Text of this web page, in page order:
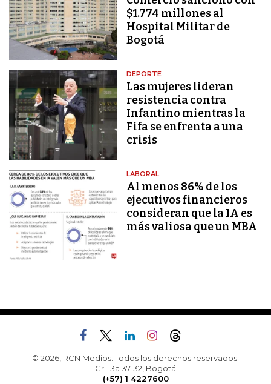
$1.774 millones al
Hospital Militar de
Bogotá
DEPORTE
Las mujeres lideran
resistencia contra
Infantino mientras la
Fifa se enfrenta a una
crisis
LABORAL
Al menos 86% de los
ejecutivos financieros
consideran que la IA es
más valiosa que un MBA
© 2026, RCN Medios. Todos los derechos reservados.
Cr. 13a 37-32, Bogotá
(+57) 1 4227600